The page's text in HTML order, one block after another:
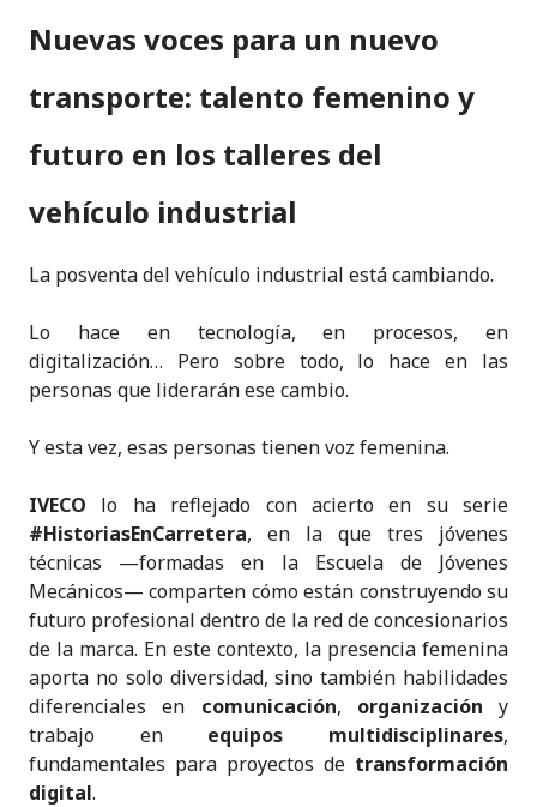
k
e
dI
n
c
e
b
o
o
k
it
te
r
a
ts
A
p
p
ai
l
y
p
e
n
t
Nuevas voces para un nuevo
transporte: talento femenino y
futuro en los talleres del
vehículo industrial
La posventa del vehículo industrial está cambiando.
Lo hace en tecnología, en procesos, en
digitalización… Pero sobre todo, lo hace en las
personas que liderarán ese cambio.
Y esta vez, esas personas tienen voz femenina.
IVECO lo ha reflejado con acierto en su serie
#HistoriasEnCarretera, en la que tres jóvenes
técnicas —formadas en la Escuela de Jóvenes
Mecánicos— comparten cómo están construyendo su
futuro profesional dentro de la red de concesionarios
de la marca. En este contexto, la presencia femenina
aporta no solo diversidad, sino también habilidades
diferenciales en comunicación, organización y
trabajo en equipos multidisciplinares,
fundamentales para proyectos de transformación
digital.